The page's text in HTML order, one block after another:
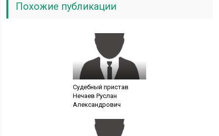
Похожие публикации
Судебный пристав
Нечаев Руслан
Александрович